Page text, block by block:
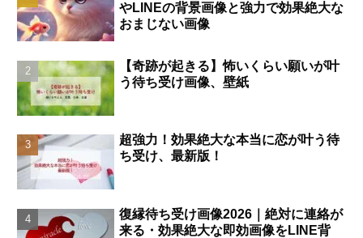
やLINEの背景画像と強力で効果絶大な
おまじない画像
【奇跡が起きる】怖いくらい願いが叶
う待ち受け画像、壁紙
超強力！効果絶大な本当に恋が叶う待
ち受け、最新版！
復縁待ち受け画像2026｜絶対に連絡が
来る・効果絶大な即効画像をLINE背